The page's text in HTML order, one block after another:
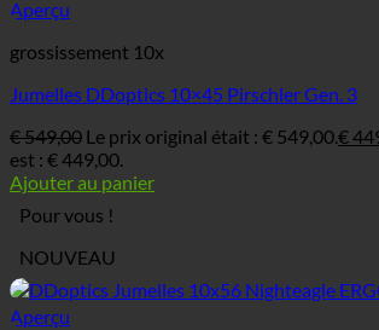
Aperçu
grossissement 10x
Jumelles DDoptics 10×45 Pirschler Gen. 3
€549,00 Le prix original était : € 549,00.€
est : € 449,00.
Ajouter au panier
Pour vous !
NOUVEAU
Aperçu